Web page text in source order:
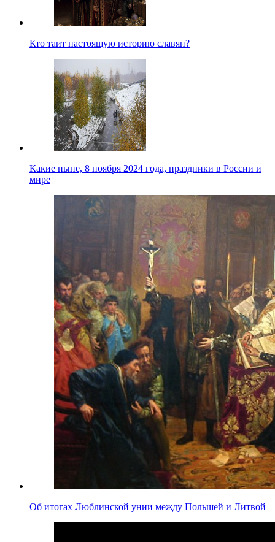
Кто таит настоящую историю славян?
Какие ныне, 8 ноября 2024 года, праздники в России и
мире
Об итогах Люблинской унии между Польшей и Литвой